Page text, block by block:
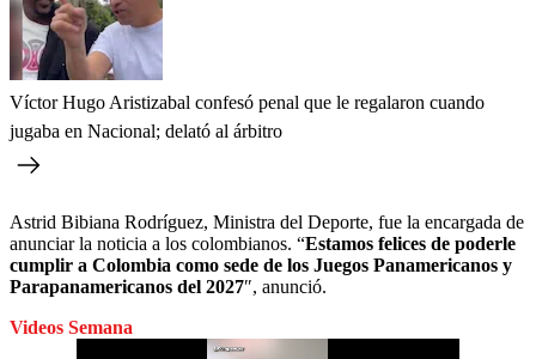
Víctor Hugo Aristizabal confesó penal que le regalaron cuando
jugaba en Nacional; delató al árbitro
Astrid Bibiana Rodríguez, Ministra del Deporte, fue la encargada de
anunciar la noticia a los colombianos. “Estamos felices de poderle
cumplir a Colombia como sede de los Juegos Panamericanos y
Parapanamericanos del 2027″, anunció.
Videos Semana